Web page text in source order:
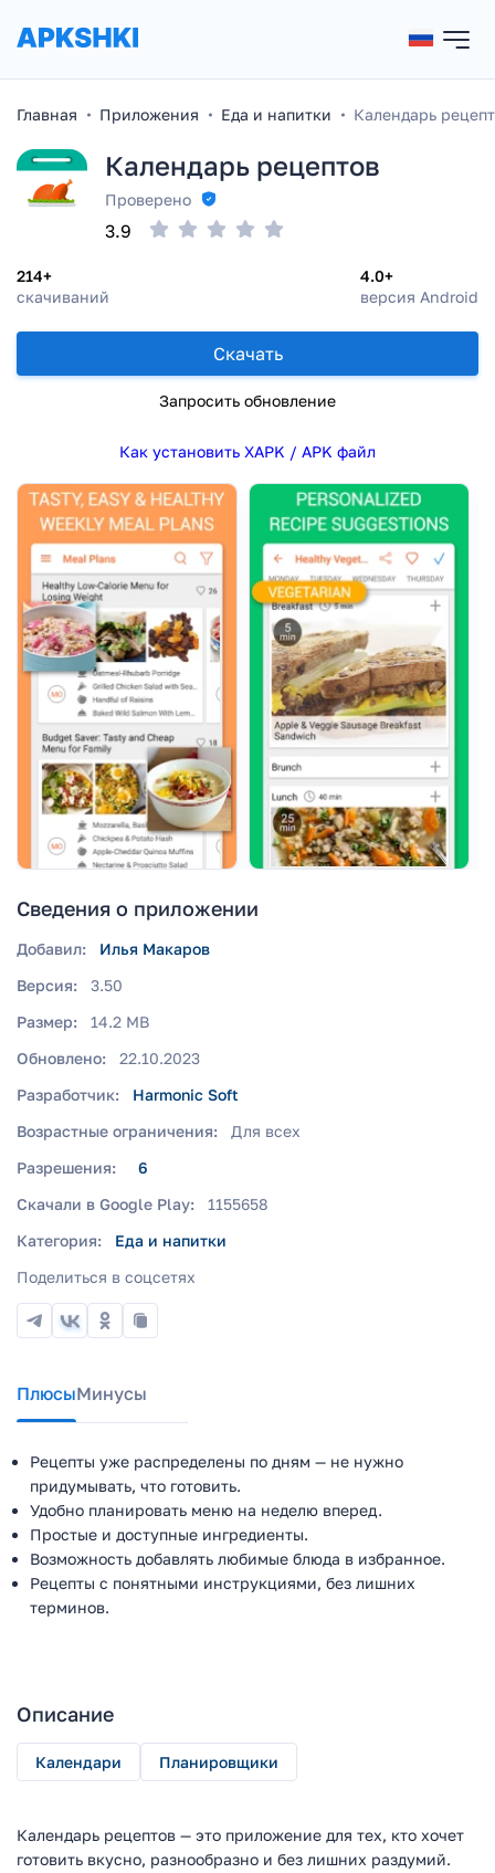
Главная Приложения Еда и напитки Календарь
Календарь рецептов
Проверено
214+
скачиваний
4.0+
версия Android
3.9
Скачать
Запросить обновление
Как установить XAPK / APK файл
Сведения о приложении
Добавил:
Илья Макаров
Версия:
3.50
Размер:
14.2 MB
Обновлено:
22.10.2023
Разработчик:
Harmonic Soft
Возрастные ограничения:
Для всех
Разрешения:
6
Скачали в Google Play:
1155658
Категория:
Еда и напитки
Поделиться в соцсетях
ПлюсыМинусы
Рецепты уже распределены по дням — не нужно
придумывать, что готовить.
Удобно планировать меню на неделю вперед.
Простые и доступные ингредиенты.
Возможность добавлять любимые блюда в избранное.
Рецепты с понятными инструкциями, без лишних
терминов.
Описание
Календари Планировщики
Календарь рецептов — это приложение для тех, кто хочет
готовить вкусно, разнообразно и без лишних раздумий.